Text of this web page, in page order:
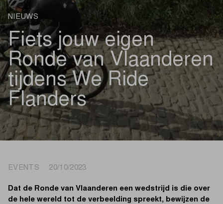
NIEUWS
Fiets jouw eigen
Ronde van Vlaanderen
tijdens We Ride
Flanders
EVENTS 20/10/2023
Dat de Ronde van Vlaanderen een wedstrijd is die over
de hele wereld tot de verbeelding spreekt, bewijzen de